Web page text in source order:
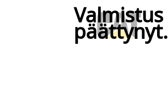
Valmistus
päättynyt.